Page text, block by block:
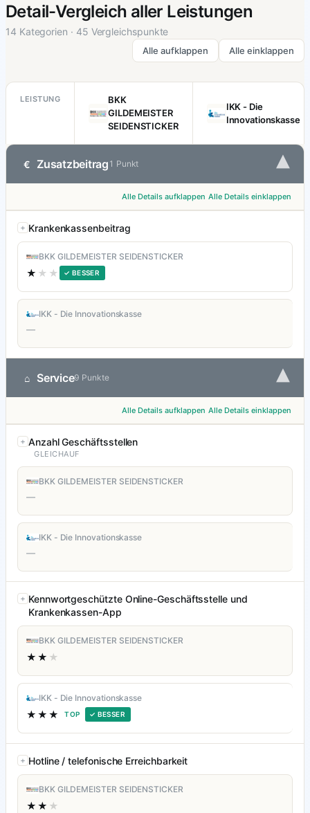
Detail-Vergleich aller Leistungen
14 Kategorien · 45 Vergleichspunkte
Alle aufklappen Alle einklappen
LEISTUNG
BKK
GILDEMEISTER
SEIDENSTICKER
IKK - Die
Innovationskasse
€ Zusatzbeitrag 1 Punkt ▾
Alle Details aufklappen Alle Details einklappen
Krankenkassenbeitrag
BKK GILDEMEISTER SEIDENSTICKER
★ ★★ ✓ BESSER
IKK - Die Innovationskasse
—
⌂ Service9 Punkte ▾
Alle Details aufklappen Alle Details einklappen
Anzahl Geschäftsstellen
GLEICHAUF
BKK GILDEMEISTER SEIDENSTICKER
—
IKK - Die Innovationskasse
—
Kennwortgeschützte Online-Geschäftsstelle und
Krankenkassen-App
BKK GILDEMEISTER SEIDENSTICKER
★★ ★
IKK - Die Innovationskasse
★★★ TOP ✓ BESSER
Hotline / telefonische Erreichbarkeit
BKK GILDEMEISTER SEIDENSTICKER
★★ ★